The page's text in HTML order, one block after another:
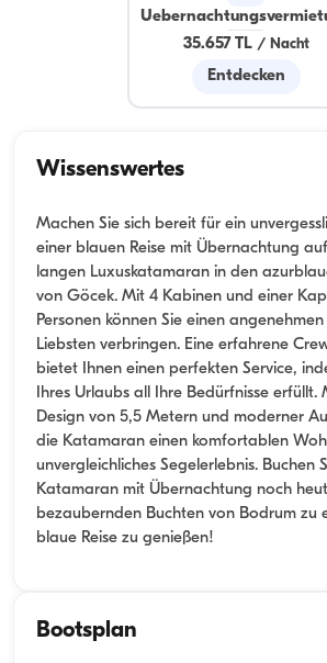
35.657 TL/ Nacht
Entdecken
Wissenswertes
Machen Sie sich bereit für ein
einer blauen Reise mit Übernachtung
langen Luxuskatamaran in den
von Göcek. Mit 4 Kabinen und einer
Personen können Sie einen
Liebsten verbringen. Eine erfahrene
bietet Ihnen einen perfekten Service,
Ihres Urlaubs all Ihre Bedürfnisse erfüllt.
Design von 5,5 Metern und moderner
die Katamaran einen komfortablen
unvergleichliches Segelerlebnis. Buchen
Katamaran mit Übernachtung noch
bezaubernden Buchten von Bodrum zu
blaue Reise zu genießen!
Bootsplan